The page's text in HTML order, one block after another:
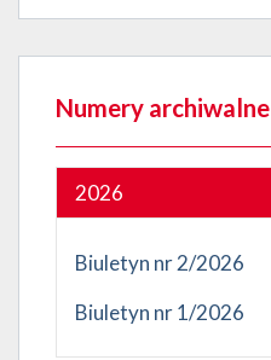
Numery archiwalne
2026
Biuletyn nr 2/2026
Biuletyn nr 1/2026